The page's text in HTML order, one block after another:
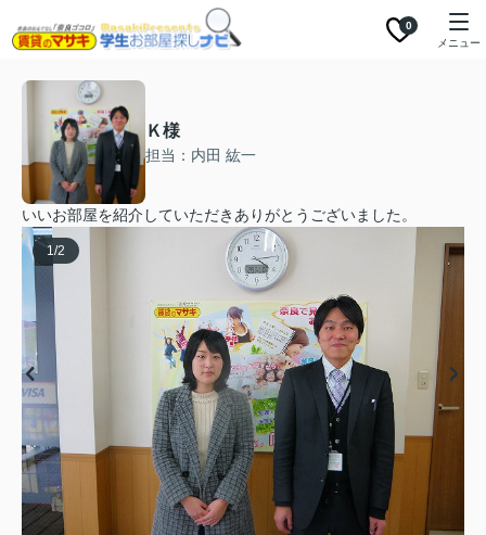
0
メニュー
Ｋ様
担当：内田 紘一
いいお部屋を紹介していただきありがとうございました。
1/2